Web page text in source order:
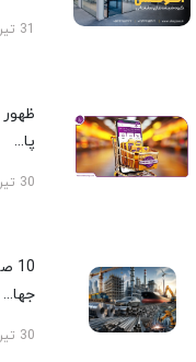
ظهور
پا...
30 تیر 1405
10
جها...
30 تیر 1405